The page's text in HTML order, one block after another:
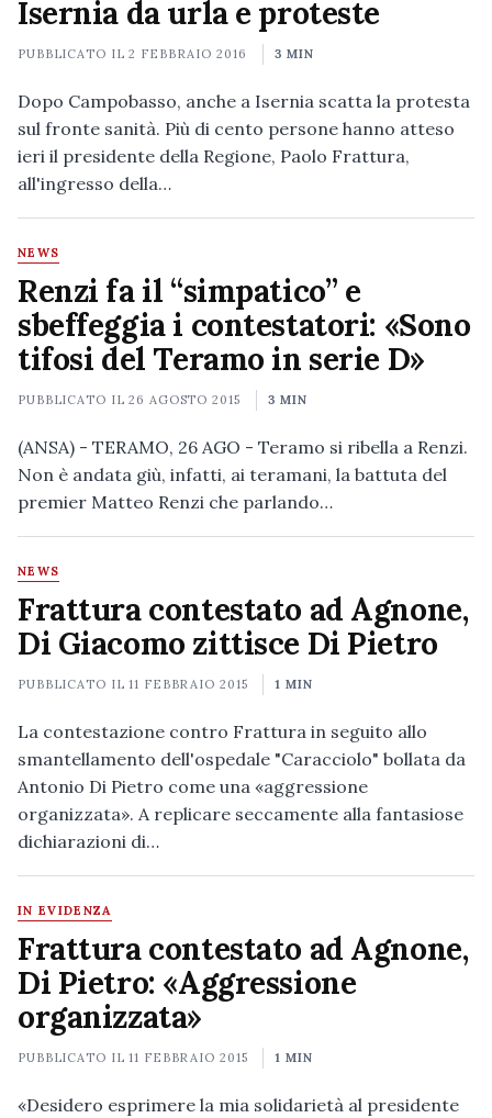
Isernia da urla e proteste
PUBBLICATO IL2 FEBBRAIO 2016 3 MIN
Dopo Campobasso, anche a Isernia scatta la protesta
sul fronte sanità. Più di cento persone hanno atteso
ieri il presidente della Regione, Paolo Frattura,
all'ingresso della…
NEWS
Renzi fa il “simpatico” e
sbeffeggia i contestatori: «Sono
tifosi del Teramo in serie D»
PUBBLICATO IL26 AGOSTO 2015 3 MIN
(ANSA) - TERAMO, 26 AGO - Teramo si ribella a Renzi.
Non è andata giù, infatti, ai teramani, la battuta del
premier Matteo Renzi che parlando…
NEWS
Frattura contestato ad Agnone,
Di Giacomo zittisce Di Pietro
PUBBLICATO IL11 FEBBRAIO 2015 1 MIN
La contestazione contro Frattura in seguito allo
smantellamento dell'ospedale "Caracciolo" bollata da
Antonio Di Pietro come una «aggressione
organizzata». A replicare seccamente alla fantasiose
dichiarazioni di…
IN EVIDENZA
Frattura contestato ad Agnone,
Di Pietro: «Aggressione
organizzata»
PUBBLICATO IL11 FEBBRAIO 2015 1 MIN
«Desidero esprimere la mia solidarietà al presidente